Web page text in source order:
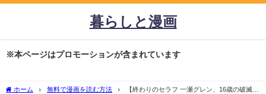
暮らしと漫画
※本ページはプロモーションが含まれています
ホーム 無料で漫画を読む方法
【終わりのセラフ 一瀬グレン、16歳の破滅】